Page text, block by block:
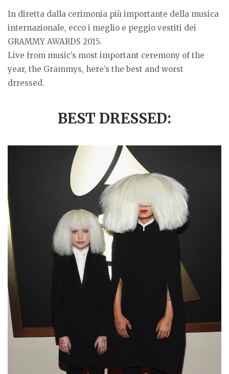
In diretta dalla cerimonia più importante della musica
internazionale, ecco i meglio e peggio vestiti dei
GRAMMY AWARDS 2015.
Live from music’s most important ceremony of the
year, the Grammys, here’s the best and worst
drressed.
BEST DRESSED: